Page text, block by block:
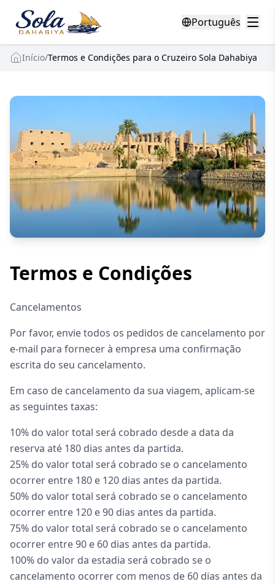
Português
Início/Termos e Condições para o Cruzeiro Sola Dahabiya
Termos e Condições
Cancelamentos
Por favor, envie todos os pedidos de cancelamento por
e-mail para fornecer à empresa uma confirmação
escrita do seu cancelamento.
Em caso de cancelamento da sua viagem, aplicam-se
as seguintes taxas:
10% do valor total será cobrado desde a data da
reserva até 180 dias antes da partida.
25% do valor total será cobrado se o cancelamento
ocorrer entre 180 e 120 dias antes da partida.
50% do valor total será cobrado se o cancelamento
ocorrer entre 120 e 90 dias antes da partida.
75% do valor total será cobrado se o cancelamento
ocorrer entre 90 e 60 dias antes da partida.
100% do valor da estadia será cobrado se o
cancelamento ocorrer com menos de 60 dias antes da